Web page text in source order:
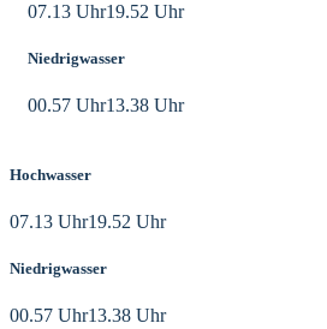
07.13 Uhr19.52 Uhr
Niedrigwasser
00.57 Uhr13.38 Uhr
Hochwasser
07.13 Uhr19.52 Uhr
Niedrigwasser
00.57 Uhr13.38 Uhr